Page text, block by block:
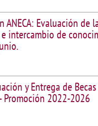
ANECA: Evaluación de
intercambio de
y Entrega de
Promoción 2022-2026